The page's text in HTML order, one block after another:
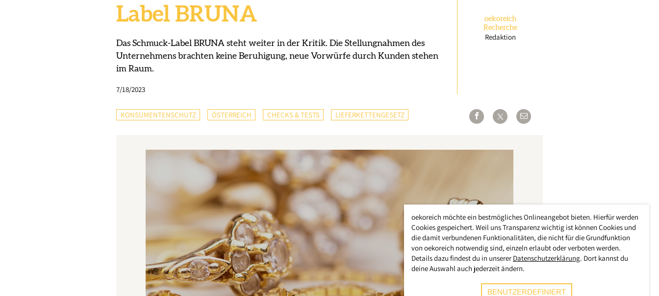
Label BRUNA
Das Schmuck-Label BRUNA steht weiter in der Kritik. Die Stellungnahmen des
Unternehmens brachten keine Beruhigung, neue Vorwürfe durch Kunden stehen
im Raum.
7/18/2023
oekoreich
Recherche
Redaktion
KONSUMENTENSCHUTZ ÖSTERREICH CHECKS & TESTS LIEFERKETTENGESETZ
oekoreich möchte ein bestmögliches Onlineangebot bieten. Hierfür werden
Cookies gespeichert. Weil uns Transparenz wichtig ist können Cookies und
die damit verbundenen Funktionalitäten, die nicht für die Grundfunktion
von oekoreich notwendig sind, einzeln erlaubt oder verboten werden.
Details dazu findest du in unserer Datenschutzerklärung. Dort kannst du
deine Auswahl auch jederzeit ändern.
BENUTZERDEFINIERT